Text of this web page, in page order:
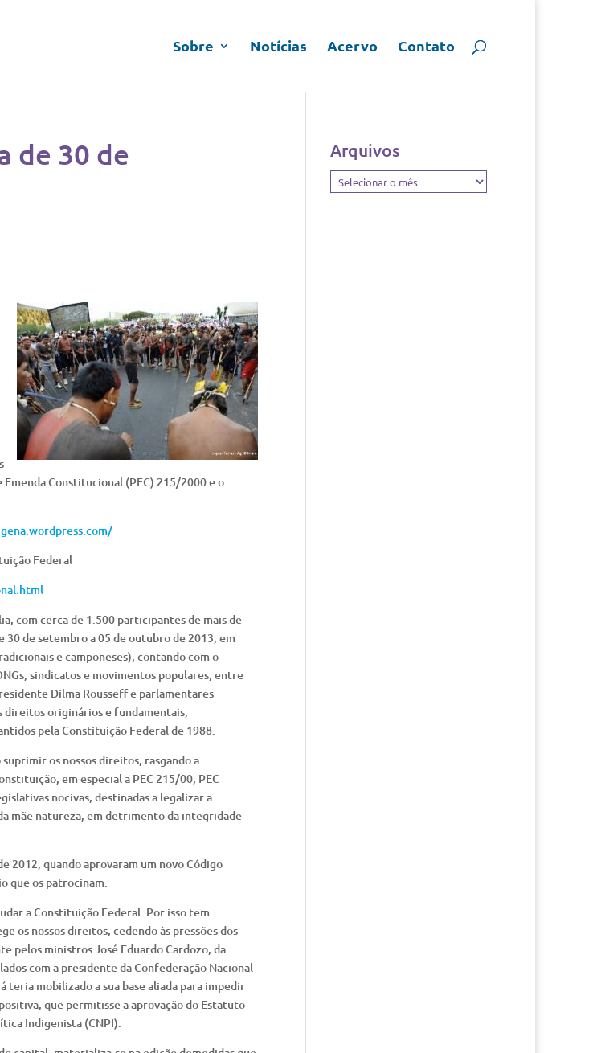
Sobre Notícias Acervo Contato
de 30 de
Constitucional (PEC) 215/2000 e o
Federal
com cerca de 1.500 participantes de mais de
30 de setembro a 05 de outubro de 2013, em
e camponeses), contando com o
sindicatos e movimentos populares, entre
Dilma Rousseff e parlamentares
direitos originários e fundamentais,
pela Constituição Federal de 1988.
os nossos direitos, rasgando a
em especial a PEC 215/00, PEC
nocivas, destinadas a legalizar a
mãe natureza, em detrimento da integridade
2012, quando aprovaram um novo Código
que os patrocinam.
a Constituição Federal. Por isso tem
os nossos direitos, cedendo às pressões dos
pelos ministros José Eduardo Cardozo, da
com a presidente da Confederação Nacional
teria mobilizado a sua base aliada para impedir
que permitisse a aprovação do Estatuto
Indigenista (CNPI).
Arquivos
Arquivos